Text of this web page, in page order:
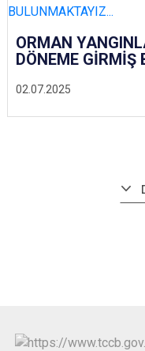
02.07.2025
ORMAN
DÖNEME GİRMİŞ